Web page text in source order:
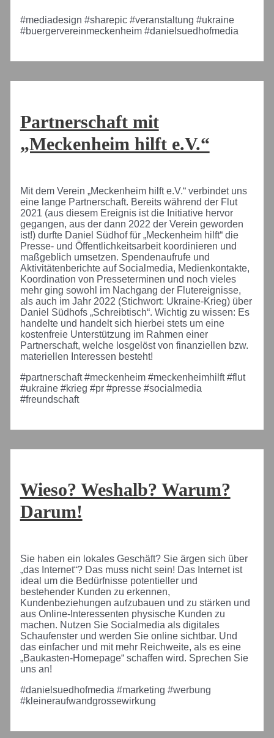
#mediadesign #sharepic #veranstaltung #ukraine
#buergervereinmeckenheim #danielsuedhofmedia
Partnerschaft mit
„Meckenheim hilft e.V.“
Mit dem Verein „Meckenheim hilft e.V.“ verbindet uns
eine lange Partnerschaft. Bereits während der Flut
2021 (aus diesem Ereignis ist die Initiative hervor
gegangen, aus der dann 2022 der Verein geworden
ist!) durfte Daniel Südhof für „Meckenheim hilft“ die
Presse- und Öffentlichkeitsarbeit koordinieren und
maßgeblich umsetzen. Spendenaufrufe und
Aktivitätenberichte auf Socialmedia, Medienkontakte,
Koordination von Presseterminen und noch vieles
mehr ging sowohl im Nachgang der Flutereignisse,
als auch im Jahr 2022 (Stichwort: Ukraine-Krieg) über
Daniel Südhofs „Schreibtisch“. Wichtig zu wissen: Es
handelte und handelt sich hierbei stets um eine
kostenfreie Unterstützung im Rahmen einer
Partnerschaft, welche losgelöst von finanziellen bzw.
materiellen Interessen besteht!
#partnerschaft #meckenheim #meckenheimhilft #flut
#ukraine #krieg #pr #presse #socialmedia
#freundschaft
Wieso? Weshalb? Warum?
Darum!
Sie haben ein lokales Geschäft? Sie ärgen sich über
„das Internet“? Das muss nicht sein! Das Internet ist
ideal um die Bedürfnisse potentieller und
bestehender Kunden zu erkennen,
Kundenbeziehungen aufzubauen und zu stärken und
aus Online-Interessenten physische Kunden zu
machen. Nutzen Sie Socialmedia als digitales
Schaufenster und werden Sie online sichtbar. Und
das einfacher und mit mehr Reichweite, als es eine
„Baukasten-Homepage“ schaffen wird. Sprechen Sie
uns an!
#danielsuedhofmedia #marketing #werbung
#kleineraufwandgrossewirkung